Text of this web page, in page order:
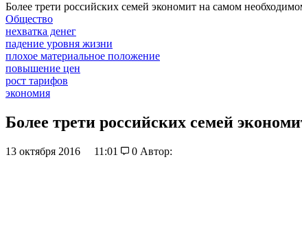
Более трети российских семей экономит на самом
Общество
нехватка денег
падение уровня жизни
плохое материальное положение
повышение цен
рост тарифов
экономия
Более трети российских семей
13 октября 2016 11:01 0 Автор: